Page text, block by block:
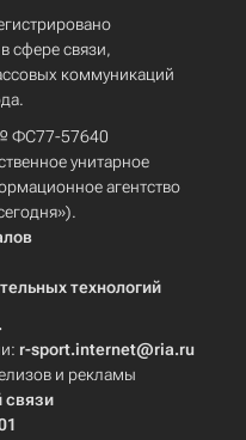
сфере связи,
коммуникаций
ФС77-57640
унитарное
агентство
технологий
r-sport.internet@ria.ru
и рекламы
связи